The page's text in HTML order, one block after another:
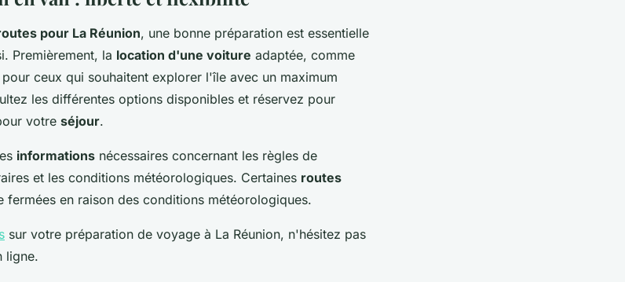
pour La Réunion, une bonne préparation est essentielle
Premièrement, la location d'une voiture adaptée, comme
ceux qui souhaitent explorer l'île avec un maximum
les différentes options disponibles et réservez pour
votre séjour.
informations nécessaires concernant les règles de
et les conditions météorologiques. Certaines routes
fermées en raison des conditions météorologiques.
sur votre préparation de voyage à La Réunion, n'hésitez pas
ligne.